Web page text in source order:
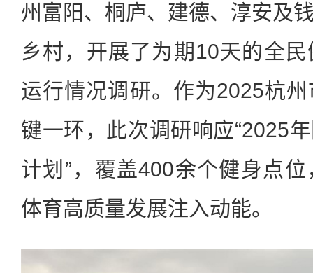
州富阳、桐庐、建德、淳安及
乡村，开展了为期10天的全
运行情况调研。作为2025杭
键一环，此次调研响应“2025
计划”，覆盖400余个健身点
体育高质量发展注入动能。